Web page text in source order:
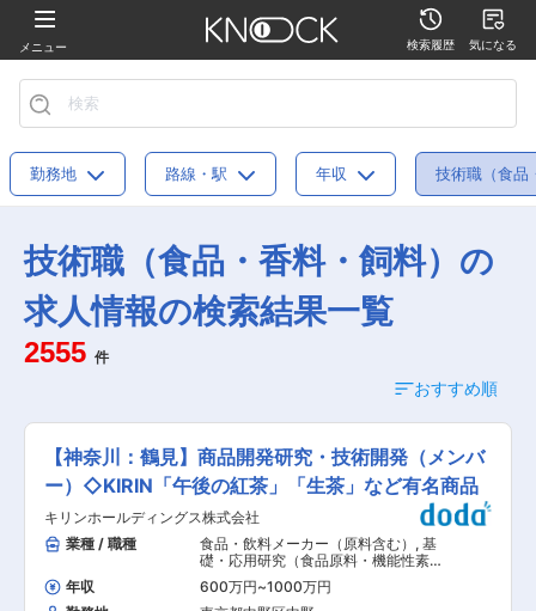
メニュー 検索履歴 気になる
勤務地 路線・駅 年収 技術職（食品
技術職（食品・香料・飼料）の
求人情報の検索結果一覧
2555 件
おすすめ順
【神奈川：鶴見】商品開発研究・技術開発（メンバ
ー）◇KIRIN「午後の紅茶」「生茶」など有名商品
キリンホールディングス株式会社
業種 / 職種
食品・飲料メーカー（原料含む） , 基
礎・応用研究（食品原料・機能性素材
物質原料） 基礎・応用研究（食品アプ
リケーション） 製品開発（食品原料・
年収 600万円~1000万円